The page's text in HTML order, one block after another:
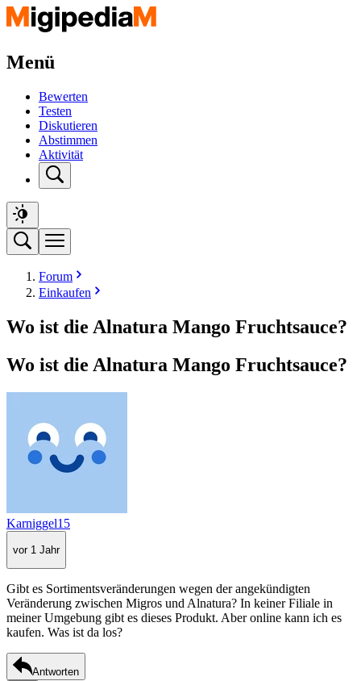
Menü
Bewerten
Testen
Diskutieren
Abstimmen
Aktivität
Forum
Einkaufen
Wo ist die Alnatura Mango Fruchtsauce?
Wo ist die Alnatura Mango Fruchtsauce?
Karniggel15
vor 1 Jahr
Gibt es Sortimentsveränderungen wegen der angekündigten
Veränderung zwischen Migros und Alnatura? In keiner Filiale in
meiner Umgebung gibt es dieses Produkt. Aber online kann ich es
kaufen. Was ist da los?
Antworten